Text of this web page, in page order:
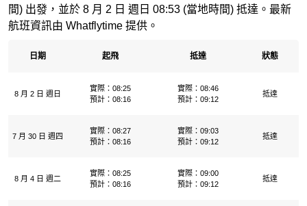
間) 出發，並於 8 月 2 日 週日 08:53 (當地時間) 抵達。最新
航班資訊由 Whatflytime 提供。
日期 起飛 抵達 狀態
8 月 2 日 週日
實際：08:25
預計：08:16
實際：08:46
預計：09:12
抵達
7 月 30 日 週四
實際：08:27
預計：08:16
實際：09:03
預計：09:12
抵達
8 月 4 日 週二
實際：08:25
預計：08:16
實際：09:00
預計：09:12
抵達